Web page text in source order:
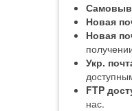
Новая
Новая
Укр.
FTP
нас.